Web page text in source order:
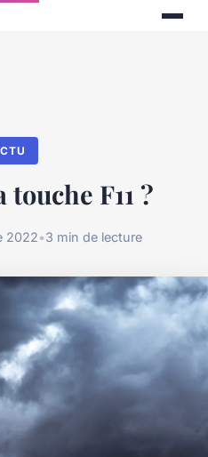
F11 ?
2022•3 min de lecture